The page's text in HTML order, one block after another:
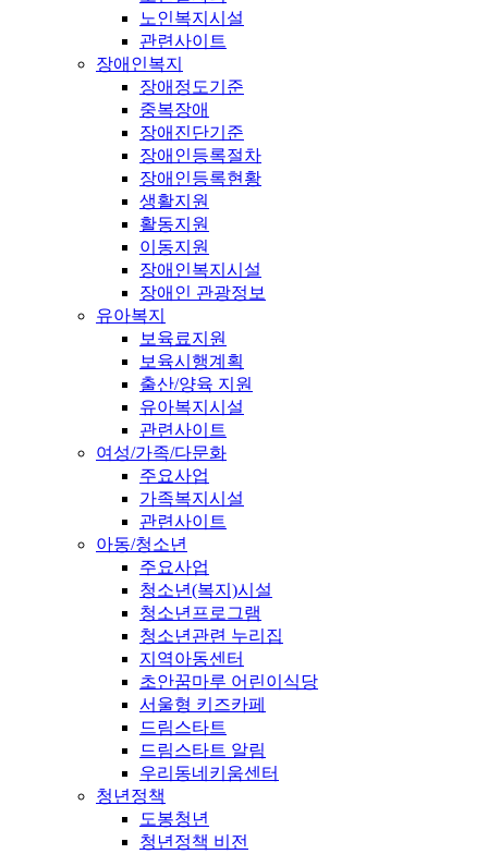
노인복지시설
관련사이트
장애인복지
장애정도기준
중복장애
장애진단기준
장애인등록절차
장애인등록현황
생활지원
활동지원
이동지원
장애인복지시설
장애인 관광정보
유아복지
보육료지원
보육시행계획
출산/양육 지원
유아복지시설
관련사이트
여성/가족/다문화
주요사업
가족복지시설
관련사이트
아동/청소년
주요사업
청소년(복지)시설
청소년프로그램
청소년관련 누리집
지역아동센터
초안꿈마루 어린이식당
서울형 키즈카페
드림스타트
드림스타트 알림
우리동네키움센터
청년정책
도봉청년
청년정책 비전